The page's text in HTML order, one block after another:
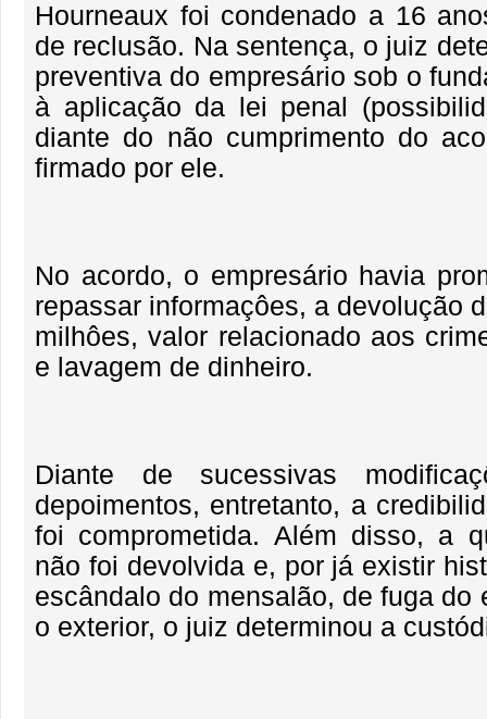
Hourneaux foi condenado a 16
de reclusão. Na sentença, o juiz
preventiva do empresário sob o
à aplicação da lei penal
diante do não cumprimento do
firmado por ele.
No acordo, o empresário havia
repassar informaçôes, a devolução
milhôes, valor relacionado aos
e lavagem de dinheiro.
Diante de sucessivas
depoimentos, entretanto, a
foi comprometida. Além disso, a
não foi devolvida e, por já existir
escândalo do mensalão, de fuga do
o exterior, o juiz determinou a